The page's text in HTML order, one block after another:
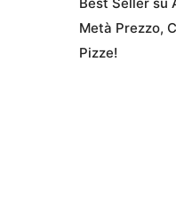
Metà Prezzo,
Pizze!